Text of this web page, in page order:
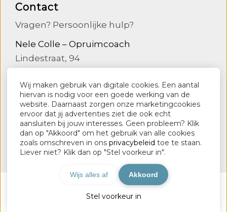
Contact
Vragen? Persoonlijke hulp?
Nele Colle – Opruimcoach
Lindestraat, 94
0498136554
info@nelecolle.be
www.nelecolle.be
© 2026 Nele Colle - Opruimcoach - Powered by
Wij maken gebruik van digitale cookies. Een aantal
hiervan is nodig voor een goede werking van de
website. Daarnaast zorgen onze marketingcookies
ervoor dat jij advertenties ziet die ook echt
aansluiten bij jouw interesses. Geen probleem? Klik
dan op "Akkoord" om het gebruik van alle cookies
zoals omschreven in ons privacybeleid toe te staan.
Liever niet? Klik dan op "Stel voorkeur in".
Stel voorkeur in
Wijs alles af Akkoord